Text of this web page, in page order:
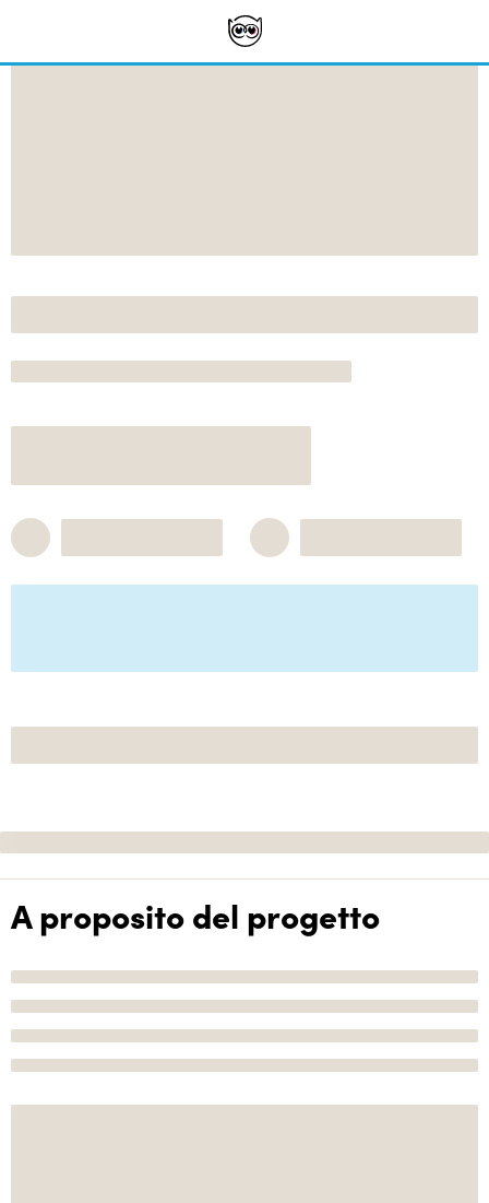
A proposito del progetto